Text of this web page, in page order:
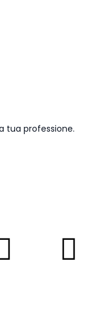
tua professione.